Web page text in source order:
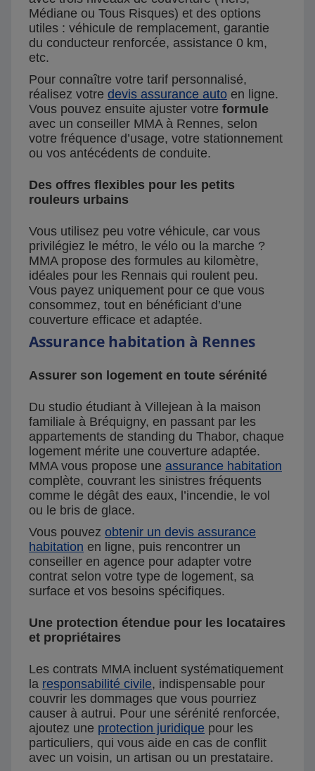
Médiane ou Tous Risques) et des options
utiles : véhicule de remplacement, garantie
du conducteur renforcée, assistance 0 km,
etc.
Pour connaître votre tarif personnalisé,
réalisez votre devis assurance auto en ligne.
Vous pouvez ensuite ajuster votre formule
avec un conseiller MMA à Rennes, selon
votre fréquence d’usage, votre stationnement
ou vos antécédents de conduite.
Des offres flexibles pour les petits
rouleurs urbains
Vous utilisez peu votre véhicule, car vous
privilégiez le métro, le vélo ou la marche ?
MMA propose des formules au kilomètre,
idéales pour les Rennais qui roulent peu.
Vous payez uniquement pour ce que vous
consommez, tout en bénéficiant d’une
couverture efficace et adaptée.
Assurance habitation à Rennes
Assurer son logement en toute sérénité
Du studio étudiant à Villejean à la maison
familiale à Bréquigny, en passant par les
appartements de standing du Thabor, chaque
logement mérite une couverture adaptée.
MMA vous propose une assurance habitation
complète, couvrant les sinistres fréquents
comme le dégât des eaux, l’incendie, le vol
ou le bris de glace.
Vous pouvez obtenir un devis assurance
habitation en ligne, puis rencontrer un
conseiller en agence pour adapter votre
contrat selon votre type de logement, sa
surface et vos besoins spécifiques.
Une protection étendue pour les locataires
et propriétaires
Les contrats MMA incluent systématiquement
la responsabilité civile, indispensable pour
couvrir les dommages que vous pourriez
causer à autrui. Pour une sérénité renforcée,
ajoutez une protection juridique pour les
particuliers, qui vous aide en cas de conflit
avec un voisin, un artisan ou un prestataire.